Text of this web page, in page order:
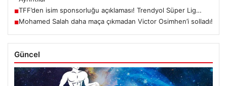
■TFF’den isim sponsorluğu açıklaması! Trendyol Süper Lig…
■Mohamed Salah daha maça çıkmadan Victor Osimhen’i solladı!
Güncel